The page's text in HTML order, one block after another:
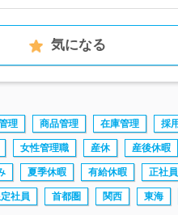
気になる
理 商品管理 在庫管理 採用
女性管理職 産休 産後休暇
夏季休暇 有給休暇 正社員
社員 首都圏 関西 東海